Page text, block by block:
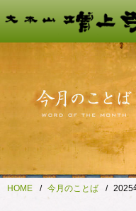
HOME 今月のことば 2025